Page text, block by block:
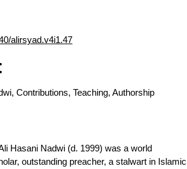
alirsyad.v4i1.47
Contributions, Teaching, Authorship
Hasani Nadwi (d. 1999) was a world
outstanding preacher, a stalwart in Islamic